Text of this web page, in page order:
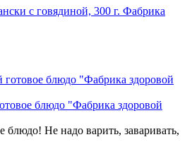
с говядиной, 300 г. Фабрика
блюдо "Фабрика здоровой
блюдо! Не надо варить, заваривать,